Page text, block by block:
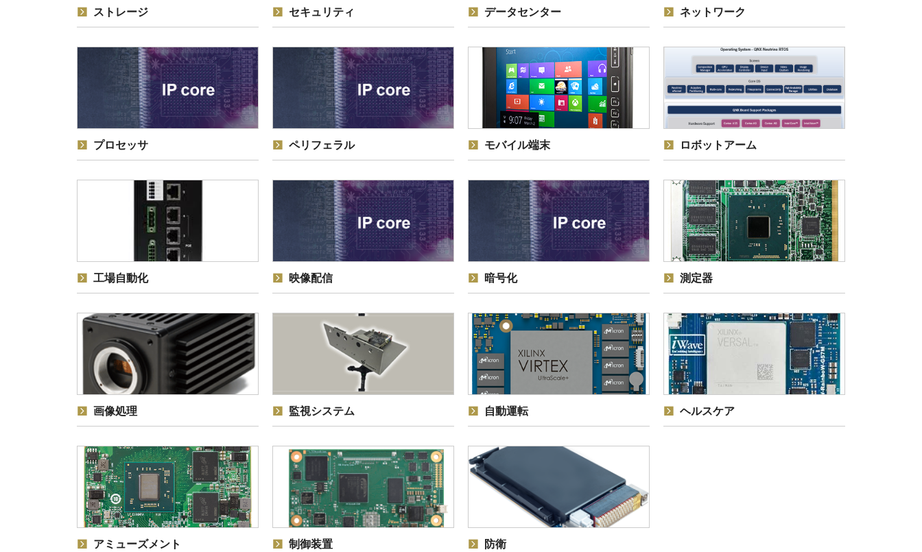
ストレージ セキュリティ データセンター ネットワーク
プロセッサ ペリフェラル モバイル端末 ロボットアーム
工場自動化 映像配信 暗号化 測定器
画像処理 監視システム 自動運転 ヘルスケア
アミューズメント 制御装置 防衛